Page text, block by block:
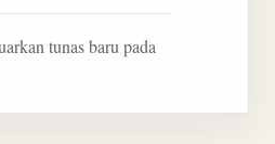
tunas baru pada